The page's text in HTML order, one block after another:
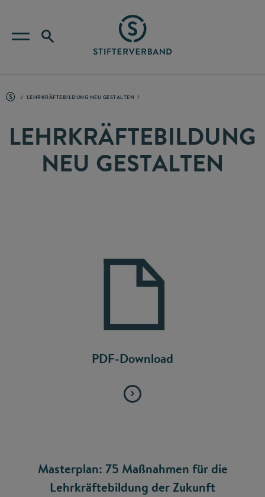
LEHRKRÄFTEBILDUNG NEU GESTALTEN
LEHRKRÄFTEBILDUNG
NEU GESTALTEN
PDF-Download
Masterplan: 75 Maßnahmen für die
Lehrkräftebildung der Zukunft